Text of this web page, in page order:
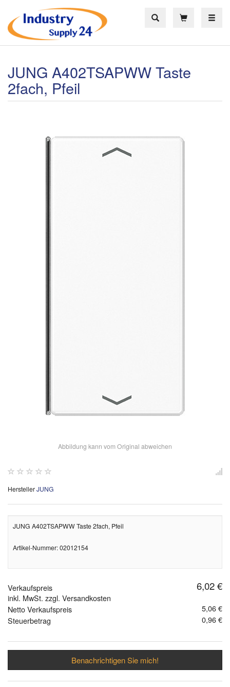
JUNG A402TSAPWW Taste
2fach, Pfeil
Abbildung kann vom Original abweichen
HerstellerJUNG
JUNG A402TSAPWW Taste 2fach, Pfeil
Artikel-Nummer: 02012154
Verkaufspreis 6,02 €
inkl. MwSt. zzgl. Versandkosten
Netto Verkaufspreis
5,06 €
Steuerbetrag
0,96 €
Benachrichtigen Sie mich!